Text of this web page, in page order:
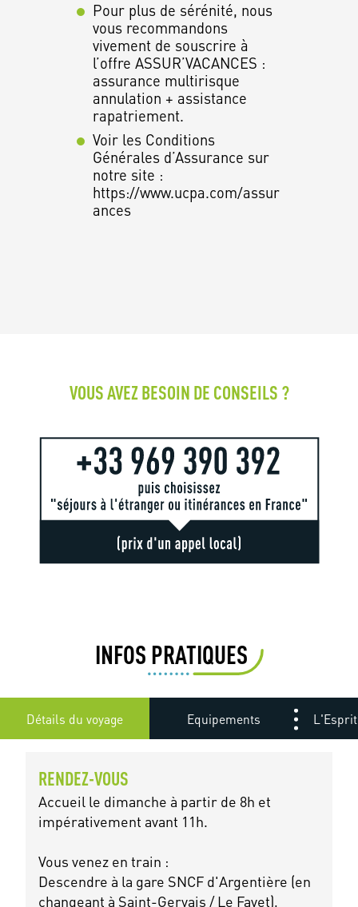
Pour plus de sérénité, nous
vous recommandons
vivement de souscrire à
l’offre ASSUR’VACANCES :
assurance multirisque
annulation + assistance
rapatriement.
Voir les Conditions
Générales d’Assurance sur
notre site :
https://www.ucpa.com/assur
ances
VOUS AVEZ BESOIN DE CONSEILS ?
INFOS PRATIQUES
Détails du voyage Equipements
RENDEZ-VOUS
Accueil le dimanche à partir de 8h et
impérativement avant 11h.
Vous venez en train :
Descendre à la gare SNCF d'Argentière (en
changeant à Saint-Gervais / Le Fayet),